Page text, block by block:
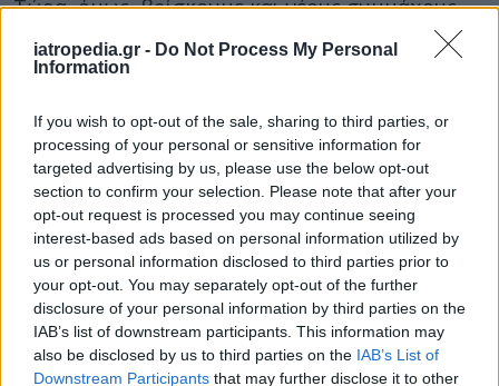
iatropedia.gr - Do Not Process My Personal
Information
If you wish to opt-out of the sale, sharing to third parties, or
processing of your personal or sensitive information for
targeted advertising by us, please use the below opt-out
section to confirm your selection. Please note that after your
opt-out request is processed you may continue seeing
interest-based ads based on personal information utilized by
us or personal information disclosed to third parties prior to
your opt-out. You may separately opt-out of the further
disclosure of your personal information by third parties on the
IAB’s list of downstream participants. This information may
also be disclosed by us to third parties on the IAB’s List of
Downstream Participants that may further disclose it to other
Τώρα, όμως, βρίσκουμε και νέους συμμάχους
στον αγώνα μας. Η προσπάθεια των Παιδιάτρων
μας δίνει κουράγιο για να συνεχίσουμε το έργο
Μαδαγασκάρης, σεβασμιότατος Πρόδρομος, ο
οποίος παρέστη στη φόρτωση της
ανθρωπιστικής βοήθειας στην Αθήνα.
Να σημειωθεί πως η εθελοντική αποστολή του
Αυγούστου πραγματοποιείται με τη συνεργασία
του ΙΣΘ και την υποστήριξη του δήμου
Θεσσαλονίκης.
Φωτογραφία:iStock